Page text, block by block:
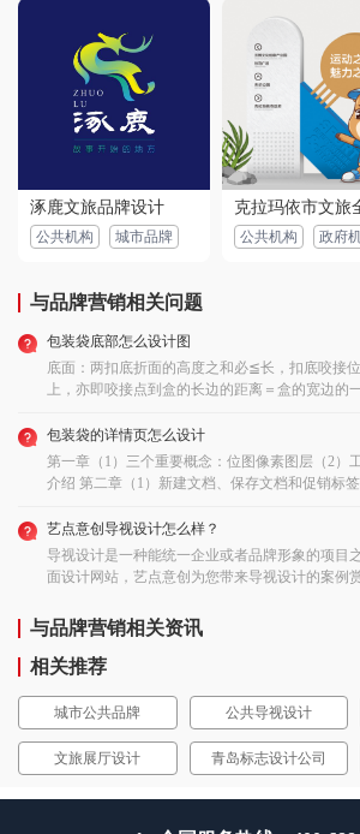
用户 153****3694：
设计精致，突出主题，赞一
很好，设计师认真负责，态度
队，态度很好很耐心，很满意
2022-09-
涿鹿文旅品牌设计
公共机构 城市品牌 公共机构 政府
与品牌营销相关问题
包装袋底部怎么设计图
底面：两扣底折面的高度之和必≦长，扣底咬接
上，亦即咬接点到盒的长边的距离＝盒的宽边的
减去材料的厚度，宽度一般自定为25mm,且须倒
开图方法图解准备材料：各种空纸盒（如：罐头
膏盒等）、花纹包装纸、英文报纸、纸板（用于
状较长的牙膏盒，以英文报纸包装，加上内盒就
处缝上扣子及封口线，是不错的封口方法。 C、
的长方形较长方形的纸盒，加入2个抽屉做为内
口洗净、晾干后，相互粘贴成一体，便可放置在桌面
只不过是喝完的牛奶盒！ 准备材料：小牛奶盒、
藤、珍珠板、瓦楞纸板。 1、把牛奶瓶口裁开，
压折成上面这种之造型。 2、把喜欢的包装纸裁
片的空罐制作置物罐及多用笔筒。 制作这个笔筒
罐、彩色包装纸 A、将附有塑胶盖的上半部，于
饰，便 是雅致的置物罐。 B、下半部原本就是一
包装袋的详情页怎么设计
第一章（1）三个重要概念：位图像素图层（2）
介绍 第二章（1）新建文档、保存文档和促销标
速制作精美水印（2）批量添加水印，去除水印
态gif店标（2）带倒影文字的酒红店招 第六章（
分类条（2）带流光字的炫酷收藏图片 第七章（1
技！本店承诺：凡在本店购买本套淘宝ps教程的
指导。 本节课主要内容：【涉及知识点】上传图
水印。规划宝贝描述页。应用外部载入样式。指
多个图层放在一个图层组里。用photoshop生成
贝，编辑宝贝详情，拷贝网页源代码到淘宝编辑
从淘宝相册插入图片。如何避免图片之间空隙。
示】本节课涉及的ps素材、图片、代码等都可向
有放大镜功能的。后面放上相应的细节图 2宝贝
艺点意创导视设计怎么样？
导视设计是一种能统一企业或者品牌形象的项目
面设计网站，艺点意创为您带来导视设计的案例
主题乐园导视设计项目背景：田园生活是父母一
村打造青岛亲子主题田园乐园，带大众回忆童年
和向往。用户评价:图案清晰颜色明亮，时尚高端
下。艺点意创品牌策划案例赏析：上海环球金融
上海环球金融中心是位于中国上海陆家嘴的一栋
竣工。用户评价:很有意思的字体设计既有暗黑由
的气质挺喜欢的看起来简单但是深入去看又很有
与品牌营销相关资讯
相关推荐
城市公共品牌 公共导视设计
文旅展厅设计 青岛标志设计公司